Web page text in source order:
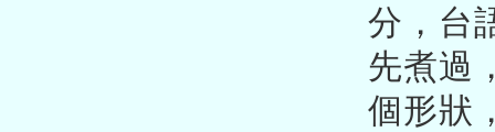
分，台
先煮過
個形狀